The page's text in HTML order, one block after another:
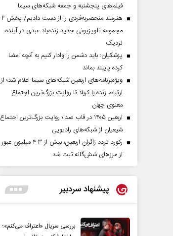
فیلم‌های پنجشنبه و جمعه شبکه‌های سیما
هنرمند منحصر‌به‌فردی را از دست دادیم/ پخش ۲
مجموعه تلویزیونی جدید زنده‌یاد عبدی در آینده
نزدیک
پزشکیان: باید دشمن را وادار کنیم به آنچه امضا
کرده پایبند بماند
ویژه‌برنامه‌های اربعین شبکه‌های سیما اعلام شد؛ از
ارتباط زنده با کربلا تا روایت بزرگ‌ترین اجتماع
معنوی جهان
اربعین ۱۴۰۵ در قاب صدا؛ روایت بزرگ‌ترین اجتماع
شیعیان از شبکه‌های رادیویی
رکورد تردد زائران اربعین؛ بیش از ۴.۳ میلیون عبور
از مرزهای شش‌گانه ثبت شد
پیشنهاد سردبیر
بررسی سریال «اعتراف می‌کنم»؛